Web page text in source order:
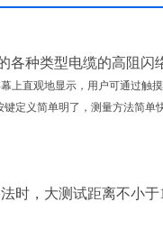
各种类型电缆的高阻闪
上直观地显示，用户可通过触
定义简单明了，测量方法简单快
时，大测试距离不小于